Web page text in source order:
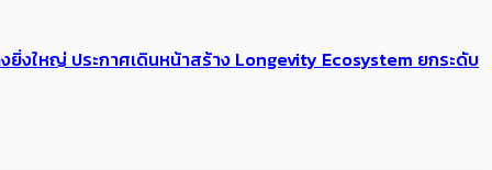
งใหญ่ ประกาศเดินหน้าสร้าง Longevity Ecosystem ยกระดับ